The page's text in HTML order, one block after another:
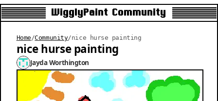
WigglyPaint Community
Home /Community/nice hurse painting
nice hurse painting
Jayda Worthington